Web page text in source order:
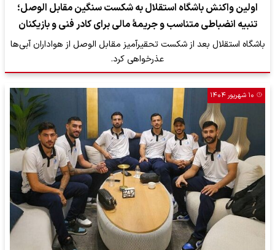
اولین واکنش باشگاه استقلال به شکست سنگین مقابل الوصل؛
تنبیه انضباطی متناسب و جریمۀ مالی برای کادر فنی و بازیکنان
باشگاه استقلال بعد از شکست تحقیرآمیز مقابل الوصل از هواداران آبی‌ها
عذرخواهی کرد.
۱۰ شهریور ۱۴۰۴